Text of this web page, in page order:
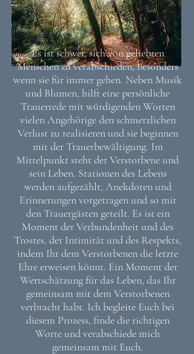
Es ist schwer, sich von geliebten
Menschen zu verabschieden, besonders
wenn sie für immer gehen. Neben Musik
und Blumen, hilft eine persönliche
Trauerrede mit würdigenden Worten
vielen Angehörige den schmerzlichen
Verlust zu realisieren und sie beginnen
mit der Trauerbewältigung. Im
Mittelpunkt steht der Verstorbene und
sein Leben. Stationen des Lebens
werden aufgezählt, Anekdoten und
Erinnerungen vorgetragen und so mit
den Trauergästen geteilt. Es ist ein
Moment der Verbundenheit und des
Trostes, der Intimität und des Respekts,
indem Ihr dem Verstorbenen die letzte
Ehre erweisen könnt. Ein Moment der
Wertschätzung für das Leben, das Ihr
gemeinsam mit dem Verstorbenen
verbracht habt. Ich begleite Euch bei
diesem Prozess, finde die richtigen
Worte und verabschiede mich
gemeinsam mit Euch.